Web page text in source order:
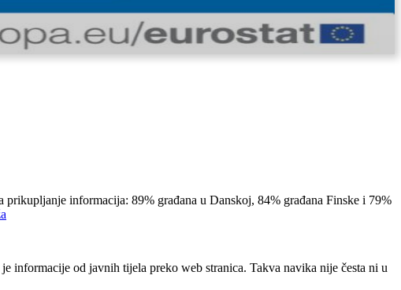
informacija: 89% građana u Danskoj, 84% građana Finske i 79%
informacije od javnih tijela preko web stranica. Takva navika nije česta ni u